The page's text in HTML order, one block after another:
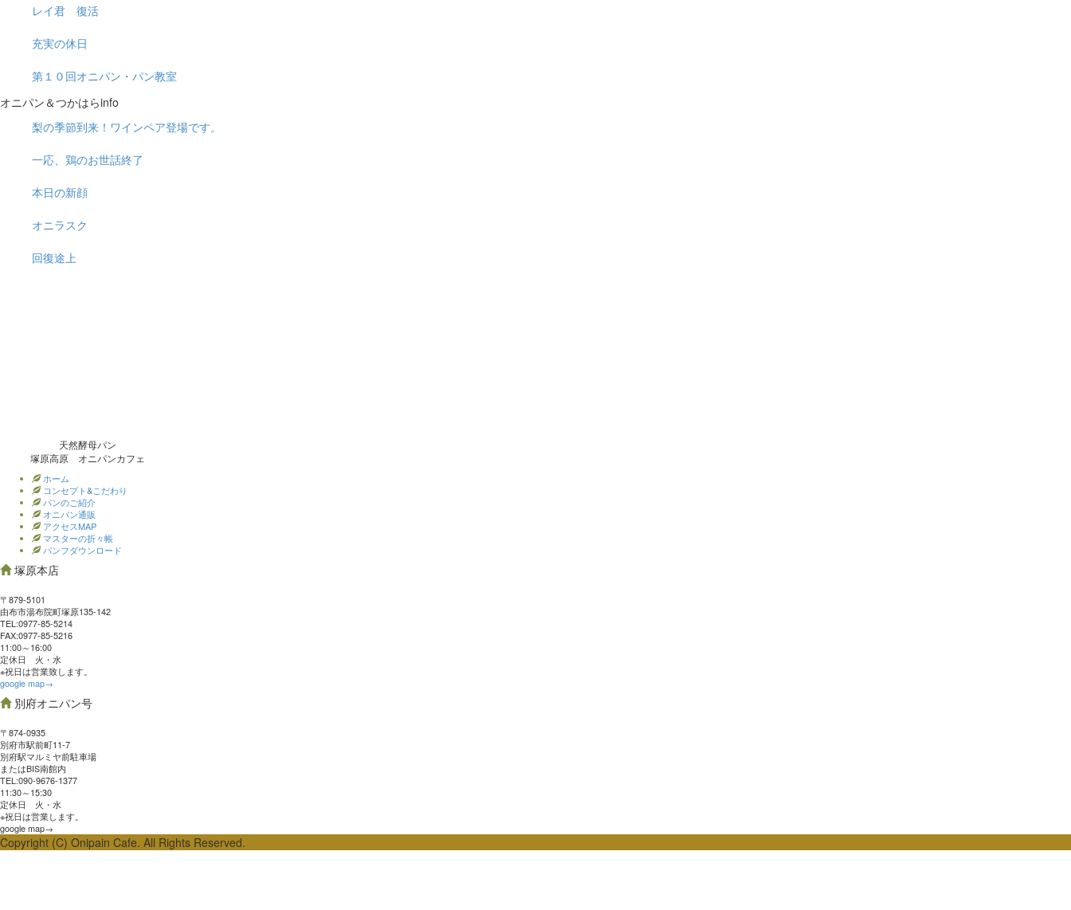
レイ君 復活
充実の休日
第１０回オニパン・パン教室
オニパン＆つかはらinfo
梨の季節到来！ワインペア登場です。
一応、鶏のお世話終了
本日の新顔
オニラスク
回復途上
天然酵母パン
塚原高原 オニパンカフェ
ホーム
コンセプト&こだわり
パンのご紹介
オニパン通販
アクセスMAP
マスターの折々帳
パンフダウンロード
塚原本店
〒879-5101
由布市湯布院町塚原135-142
TEL:0977‐85-5214
FAX:0977‐85-5216
11:00～16:00
定休日 火・水
※祝日は営業致します。
google map→
別府オニパン号
〒874-0935
別府市駅前町11-7
別府駅マルミヤ前駐車場
またはBIS南館内
TEL:090-9676-1377
11:30～15:30
定休日 火・水
※祝日は営業します。
google map→
Copyright (C) Onipain Cafe. All Rights Reserved.